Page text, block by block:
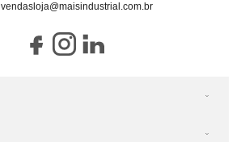
vendasloja@maisindustrial.com.br